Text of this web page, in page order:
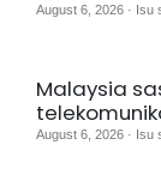
August 6, 2026 · Isu
Malaysia
August 6, 2026 · Isu